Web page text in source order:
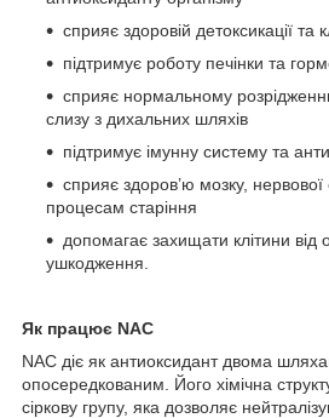
сприяє здоровій детоксикації та
підтримує роботу печінки та
сприяє нормальному
слизу з дихальних шляхів
підтримує імунну систему та
сприяє здоров’ю мозку, нервової
процесам старіння
допомагає захищати клітини від
ушкодження.
Як працює NAC
NAC діє як антиоксидант двома
опосередкованим. Його хімічна
сіркову групу, яка дозволяє